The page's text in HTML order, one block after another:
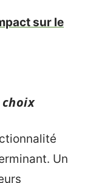
sur le
Un